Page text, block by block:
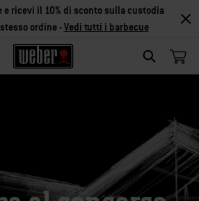
Search
e ricevi il 10% di sconto sulla custodia
ordine -Vedi tutti i barbecue